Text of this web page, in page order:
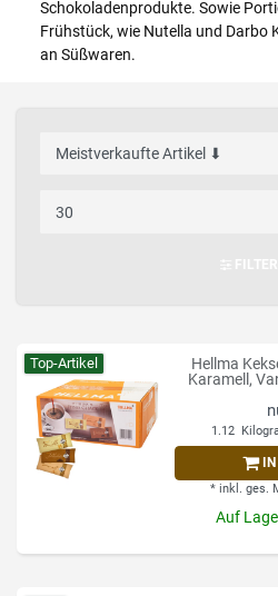
Schokoladenprodukte. Sowie
Frühstück, wie Nutella und Darbo
an Süßwaren.
Top-Artikel
Hellma
Karamell,
1.12
* inkl. ges.
Auf